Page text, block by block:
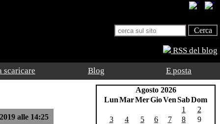
RSS del blog
scaricare Blog E posta
alle 14:25
Agosto 2026
LunMarMerGioVenSabDom
1
2
3
4 5 6 7 8
9